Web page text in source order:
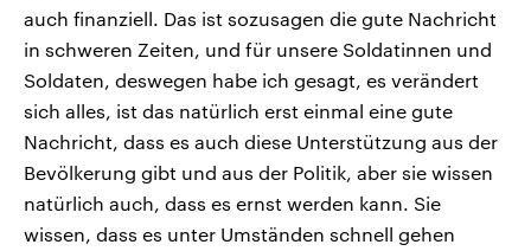
auch finanziell. Das ist sozusagen die gute Nachricht
in schweren Zeiten, und für unsere Soldatinnen und
Soldaten, deswegen habe ich gesagt, es verändert
sich alles, ist das natürlich erst einmal eine gute
Nachricht, dass es auch diese Unterstützung aus der
Bevölkerung gibt und aus der Politik, aber sie wissen
natürlich auch, dass es ernst werden kann. Sie
wissen, dass es unter Umständen schnell gehen